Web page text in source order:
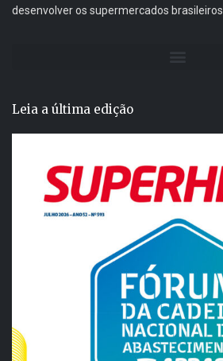
desenvolver os supermercados brasileiros.
Leia a última edição